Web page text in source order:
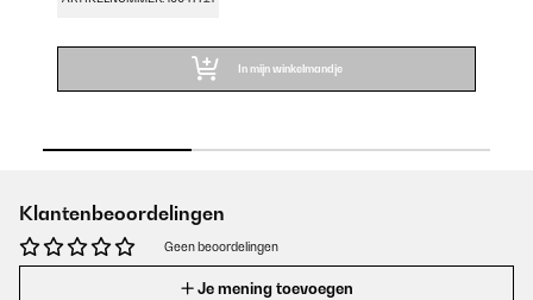
In mijn winkelmandje
Klantenbeoordelingen
Geen beoordelingen
Je mening toevoegen